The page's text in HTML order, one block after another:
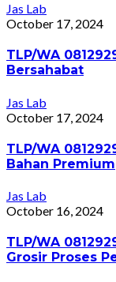
Jas Lab
October 17, 2024
TLP/WA
Bersahabat
Jas Lab
October 17, 2024
TLP/WA
Bahan Premium
Jas Lab
October 16, 2024
TLP/WA
Grosir Proses